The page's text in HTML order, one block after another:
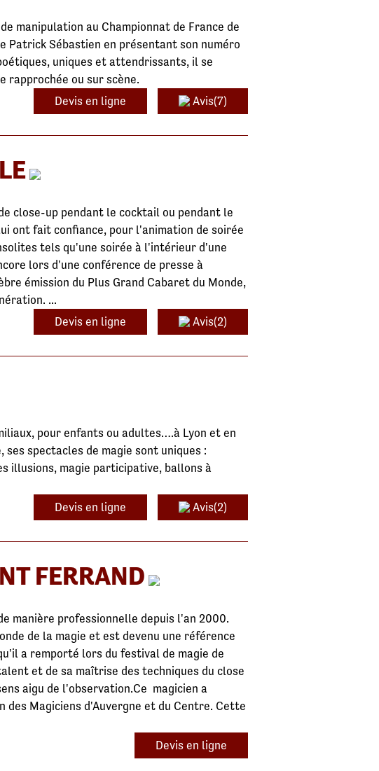
manipulation au Championnat de France de
Patrick Sébastien en présentant son numéro
uniques et attendrissants, il se
rapprochée ou sur scène.
Devis en ligne
Avis(7)
close-up pendant le cocktail ou pendant le
ont fait confiance, pour l'animation de soirée
tels qu'une soirée à l'intérieur d'une
lors d'une conférence de presse à
émission du Plus Grand Cabaret du Monde,
...
Devis en ligne
Avis(2)
pour enfants ou adultes….à Lyon et en
ses spectacles de magie sont uniques :
illusions, magie participative, ballons à
Devis en ligne
Avis(2)
FERRAND
manière professionnelle depuis l'an 2000.
de la magie et est devenu une référence
a remporté lors du festival de magie de
et de sa maîtrise des techniques du close
aigu de l'observation.Ce magicien a
Magiciens d'Auvergne et du Centre. Cette
Devis en ligne